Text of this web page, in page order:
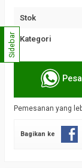
Stok
Kategori
Pemesanan yang
Bagikan ke
Sidebar